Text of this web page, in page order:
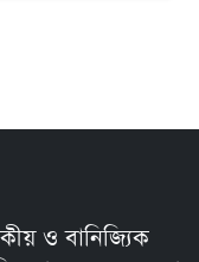
ও বানিজ্যিক